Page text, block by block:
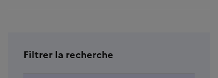
Filtrer la recherche